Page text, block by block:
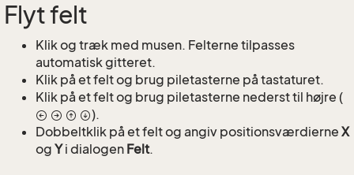
Flyt felt
Klik og træk med musen. Felterne tilpasses
automatisk gitteret.
Klik på et felt og brug piletasterne på tastaturet.
Klik på et felt og brug piletasterne nederst til højre (
).
Dobbeltklik på et felt og angiv positionsværdierne X
og Yi dialogen Felt.